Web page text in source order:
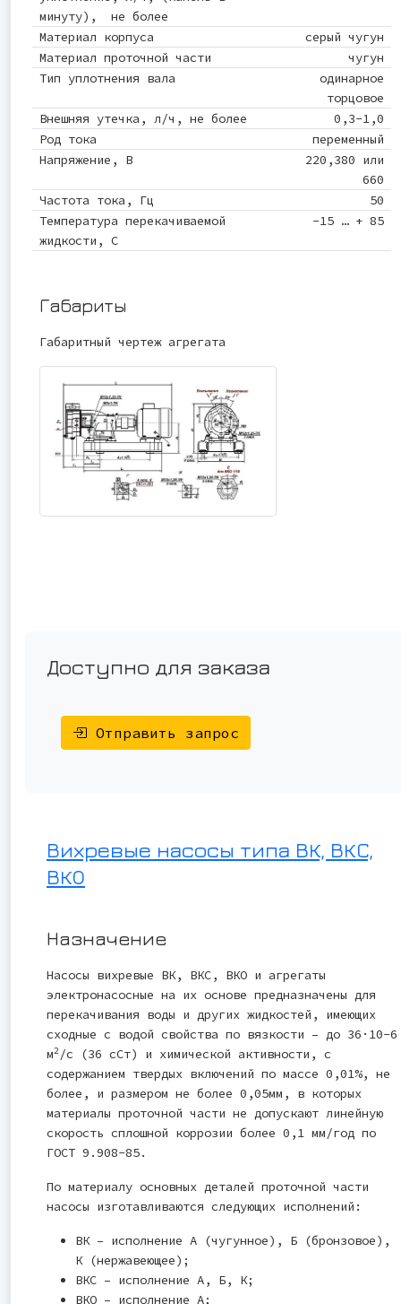
минуту), не более
Материал корпуса
серый чугун
Материал проточной части
чугун
Тип уплотнения вала
одинарное
торцовое
Внешняя утечка, л/ч, не более
0,3-1,0
Род тока
переменный
Напряжение, В
220,380 или
660
Частота тока, Гц
50
Температура перекачиваемой
жидкости, С
-15 … + 85
Габариты
Габаритный чертеж агрегата
Доступно для заказа
Отправить запрос
Вихревые насосы типа ВК, ВКС,
ВКО
Назначение
Насосы вихревые ВК, ВКС, ВКО и агрегаты
электронасосные на их основе предназначены для
перекачивания воды и других жидкостей, имеющих
сходные с водой свойства по вязкости – до 36·10-6
м2/с (36 сСт) и химической активности, с
содержанием твердых включений по массе 0,01%, не
более, и размером не более 0,05мм, в которых
материалы проточной части не допускают линейную
скорость сплошной коррозии более 0,1 мм/год по
ГОСТ 9.908-85.
По материалу основных деталей проточной части
насосы изготавливаются следующих исполнений:
ВК – исполнение А (чугунное), Б (бронзовое),
К (нержавеющее);
ВКС – исполнение А, Б, К;
ВКО – исполнение А;